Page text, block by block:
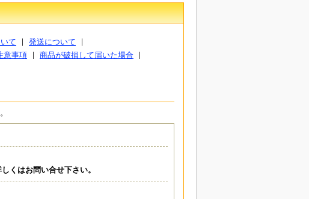
て
発送について
意事項
商品が破損して届いた場合
しくはお問い合せ下さい。